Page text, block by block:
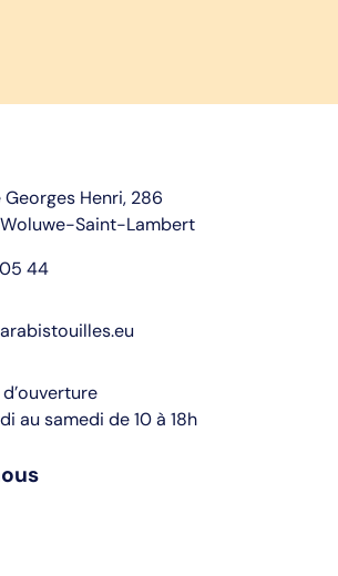
Georges Henri, 286
Saint-Lambert
44
au samedi de 10 à 18h